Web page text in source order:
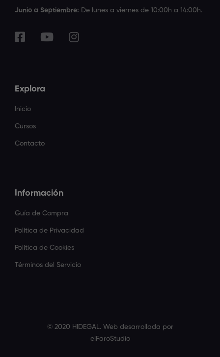
Junio a Septiembre: De lunes a viernes de 10:00h a 14:00h.
Explora
Inicio
Cursos
Contacto
Información
Guía de Compra
Política de Privacidad
Política de Cookies
Términos del Servicio
© 2020 HIDEGAL. Web desarrollada por
elFaroStudio